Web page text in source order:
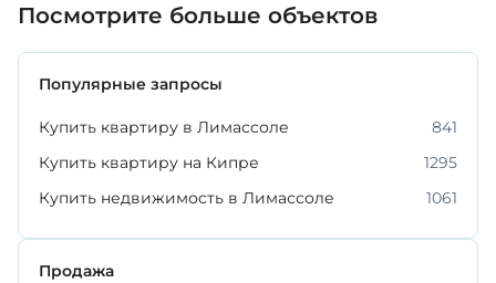
Посмотрите больше объектов
Популярные запросы
Купить квартиру в Лимассоле
841
Купить квартиру на Кипре
1295
Купить недвижимость в Лимассоле
1061
Продажа